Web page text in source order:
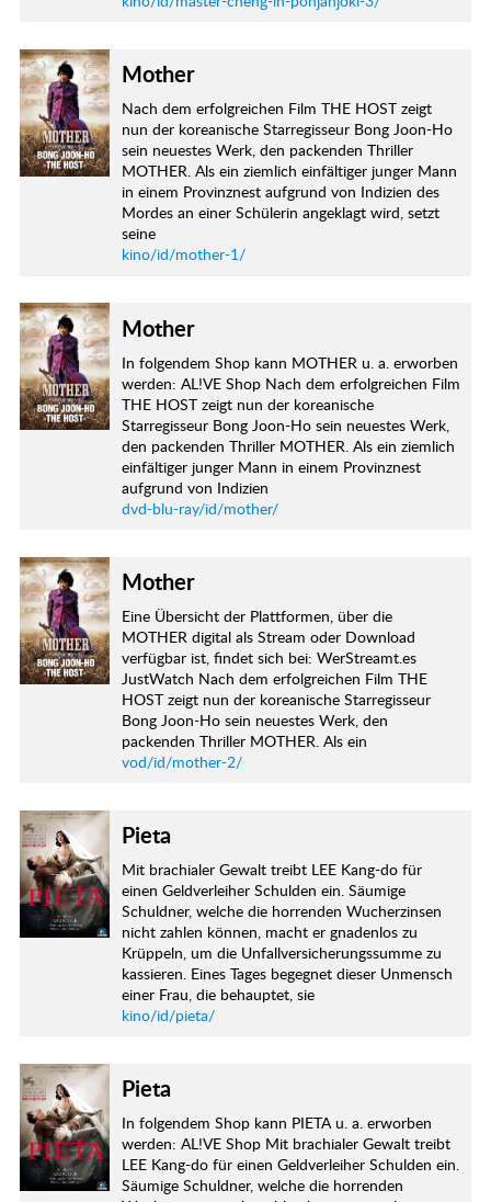
Mother
Nach dem erfolgreichen Film THE HOST zeigt
nun der koreanische Starregisseur Bong Joon-Ho
sein neuestes Werk, den packenden Thriller
MOTHER. Als ein ziemlich einfältiger junger Mann
in einem Provinznest aufgrund von Indizien des
Mordes an einer Schülerin angeklagt wird, setzt
seine
kino/id/mother-1/
Mother
In folgendem Shop kann MOTHER u. a. erworben
werden: AL!VE Shop Nach dem erfolgreichen Film
THE HOST zeigt nun der koreanische
Starregisseur Bong Joon-Ho sein neuestes Werk,
den packenden Thriller MOTHER. Als ein ziemlich
einfältiger junger Mann in einem Provinznest
aufgrund von Indizien
dvd-blu-ray/id/mother/
Mother
Eine Übersicht der Plattformen, über die
MOTHER digital als Stream oder Download
verfügbar ist, findet sich bei: WerStreamt.es
JustWatch Nach dem erfolgreichen Film THE
HOST zeigt nun der koreanische Starregisseur
Bong Joon-Ho sein neuestes Werk, den
packenden Thriller MOTHER. Als ein
vod/id/mother-2/
Pieta
Mit brachialer Gewalt treibt LEE Kang-do für
einen Geldverleiher Schulden ein. Säumige
Schuldner, welche die horrenden Wucherzinsen
nicht zahlen können, macht er gnadenlos zu
Krüppeln, um die Unfallversicherungssumme zu
kassieren. Eines Tages begegnet dieser Unmensch
einer Frau, die behauptet, sie
kino/id/pieta/
Pieta
In folgendem Shop kann PIETA u. a. erworben
werden: AL!VE Shop Mit brachialer Gewalt treibt
LEE Kang-do für einen Geldverleiher Schulden ein.
Säumige Schuldner, welche die horrenden